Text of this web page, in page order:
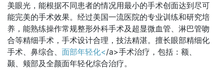
美眼光，能根据不同患者的情况用最小的手术创面达到尽可
能完美的手术效果。经过美国一流医院的专业训练和研究培
养，能熟练操作常规整形外科手术及超显微血管、淋巴管吻
合等精细手术，手术设计合理，技法精湛。擅长眼部精细化
手术、鼻综合、 面部年轻化</a>手术治疗，包括：额、
颞、颊部及全颜面年轻化综合治疗。